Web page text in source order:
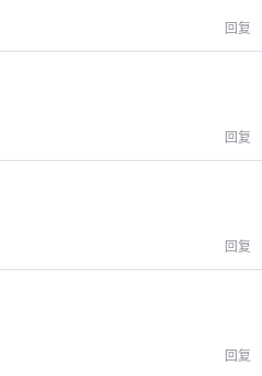
回复
回复
回复
回复